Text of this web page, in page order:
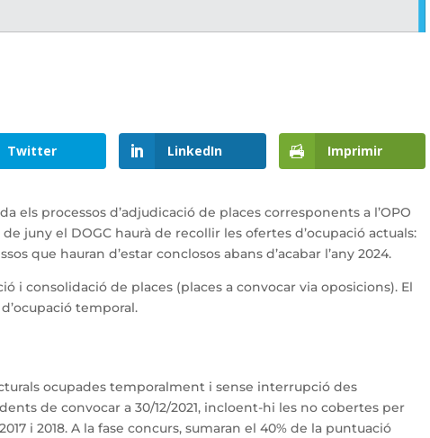
Twitter LinkedIn Imprimir
els processos d’adjudicació de places corresponents a l’OPO
juny el DOGC haurà de recollir les ofertes d’ocupació actuals:
que hauran d’estar conclosos abans d’acabar l’any 2024.
i consolidació de places (places a convocar via oposicions). El
temporal.
ocupades temporalment i sense interrupció des
de convocar a 30/12/2021, incloent-hi les no cobertes per
i 2018. A la fase concurs, sumaran el 40% de la puntuació